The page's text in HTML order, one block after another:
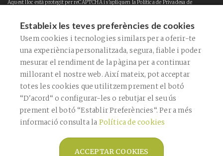
Aquest lloc està protegit per reCAPTCHA i s'apliquen laPolítica de Privadesa de
CONFIRMAR
ENVIAR
Copyright © 2026 Farmàcia Bagaría De
Estableix les teves preferències de cookies
Usem cookies i tecnologies similars per a oferir-te
una experiència personalitzada, segura, fiable i poder
mesurar el rendiment de la pàgina per a continuar
millorant el nostre web. Així mateix, pot acceptar
totes les cookies que utilitzem prement el botó
“D'acord“ o configurar-les o rebutjar el seu ús
prement el botó “Establir Preferències“. Per a més
informació consulta la Política de cookies
ACCEPTAR COOKIES